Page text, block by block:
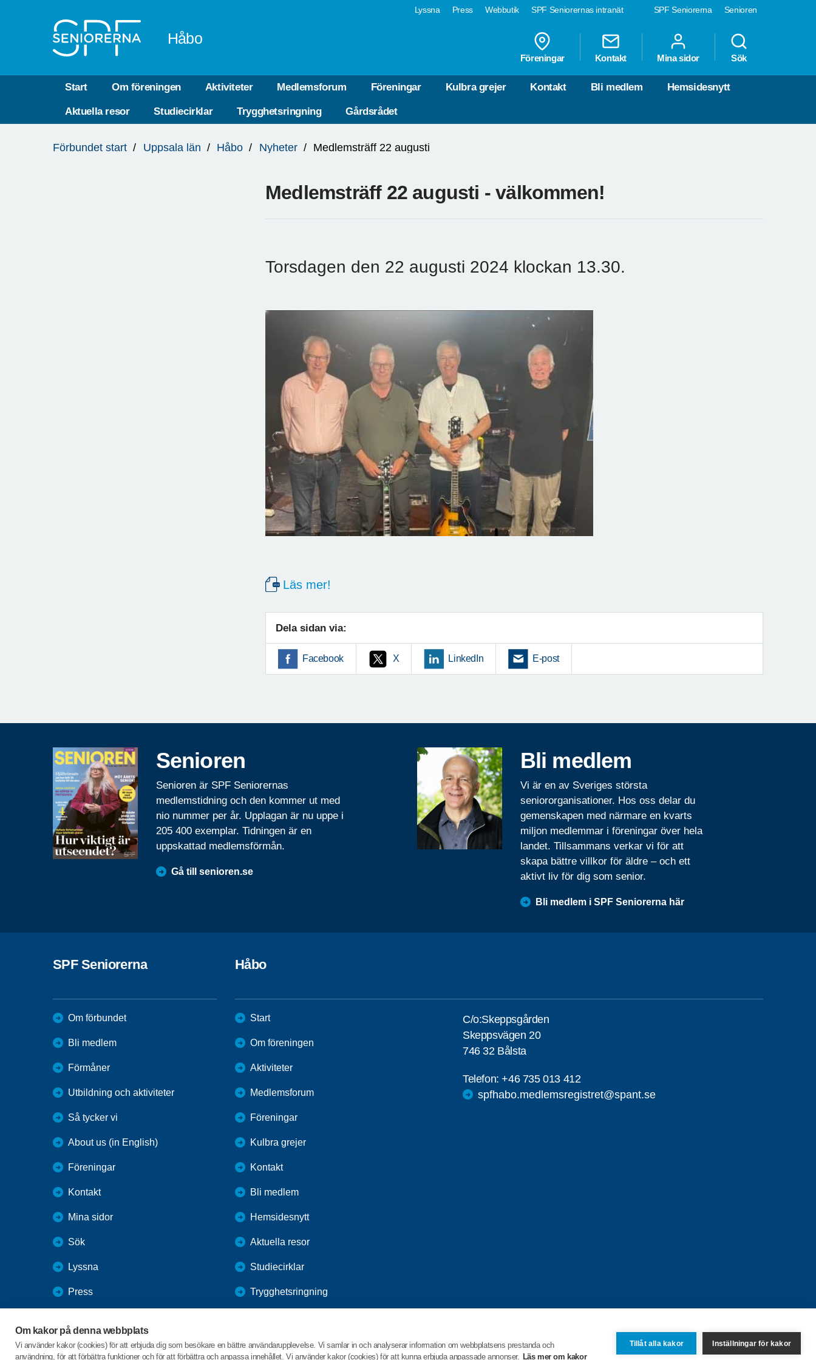
Om kakor på denna webbplats
Vi använder kakor (cookies) för att erbjuda dig som besökare en bättre användarupplevelse. Vi samlar in och analyserar information om webbplatsens prestanda och
användning, för att förbättra funktioner och för att förbättra och anpassa innehållet. Vi använder kakor (cookies) för att kunna erbjuda anpassade annonser. Läs mer om kakor
Tillåt alla kakor Inställningar för kakor
SPF Seniorerna Senioren
Lyssna Press Webbutik SPF Seniorernas intranät
Håbo
Föreningar Kontakt Mina sidor Sök
Start Om föreningen Aktiviteter Medlemsforum Föreningar Kulbra grejer Kontakt Bli medlem Hemsidesnytt
Aktuella resor Studiecirklar Trygghetsringning Gårdsrådet
är
Förbundet start Uppsala län Håbo Nyheter Medlemsträff 22 augusti
Medlemsträff 22 augusti - välkommen!
Torsdagen den 22 augusti 2024 klockan 13.30.
Läs mer!
Dela sidan via:
Facebook X LinkedIn E-post
Senioren
Senioren är SPF Seniorernas
medlemstidning och den kommer ut med
nio nummer per år. Upplagan är nu uppe i
205 400 exemplar. Tidningen är en
uppskattad medlemsförmån.
Gå till senioren.se
Bli medlem
Vi är en av Sveriges största
seniororganisationer. Hos oss delar du
gemenskapen med närmare en kvarts
miljon medlemmar i föreningar över hela
landet. Tillsammans verkar vi för att
skapa bättre villkor för äldre – och ett
aktivt liv för dig som senior.
Bli medlem i SPF Seniorerna här
SPF Seniorerna
Om förbundet
Bli medlem
Förmåner
Utbildning och aktiviteter
Så tycker vi
About us (in English)
Föreningar
Kontakt
Mina sidor
Sök
Lyssna
Press
SPF Seniorernas intranät
Håbo
Start
Om föreningen
Aktiviteter
Medlemsforum
Föreningar
Kulbra grejer
Kontakt
Bli medlem
Hemsidesnytt
Aktuella resor
Studiecirklar
Trygghetsringning
C/o:Skeppsgården
Skeppsvägen 20
746 32 Bålsta
Telefon:+46 735 013 412
spfhabo.medlemsregistret@spant.se